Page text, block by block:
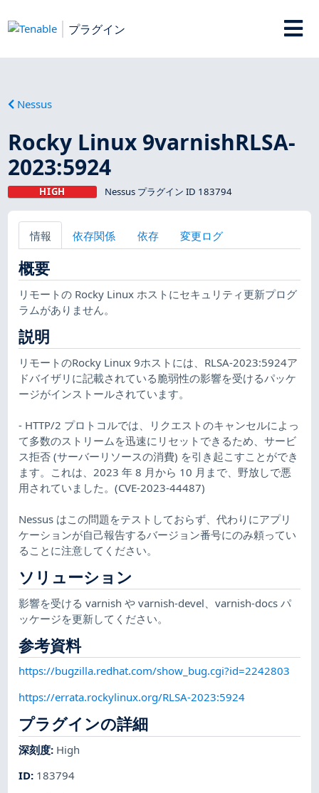
プラグイン
Nessus
Rocky Linux 9varnishRLSA-
2023:5924
HIGH Nessus プラグイン ID 183794
情報 依存関係 依存 変更ログ
概要
リモートの Rocky Linux ホストにセキュリティ更新プログ
ラムがありません。
説明
リモートのRocky Linux 9ホストには、RLSA-2023:5924ア
ドバイザリに記載されている脆弱性の影響を受けるパッケ
ージがインストールされています。
- HTTP/2 プロトコルでは、リクエストのキャンセルによっ
て多数のストリームを迅速にリセットできるため、サービ
ス拒否 (サーバーリソースの消費) を引き起こすことができ
ます。これは、2023 年 8 月から 10 月まで、野放しで悪
用されていました。(CVE-2023-44487)
Nessus はこの問題をテストしておらず、代わりにアプリ
ケーションが自己報告するバージョン番号にのみ頼ってい
ることに注意してください。
ソリューション
影響を受ける varnish や varnish-devel、varnish-docs パ
ッケージを更新してください。
参考資料
https://bugzilla.redhat.com/show_bug.cgi?id=2242803
https://errata.rockylinux.org/RLSA-2023:5924
プラグインの詳細
深刻度: High
ID: 183794